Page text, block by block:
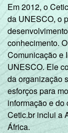
Em 2012, o
da UNESCO, o
conhecimento.
Comunicação e
UNESCO. Ele
da organização
esforços para
informação e
Cetic.br inclui a
África.